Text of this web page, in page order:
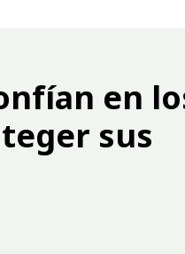
en
sus